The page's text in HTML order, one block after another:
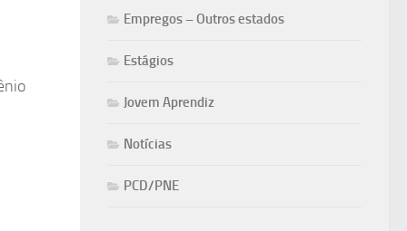
Empregos – Outros estados
Estágios
Jovem Aprendiz
Notícias
PCD/PNE